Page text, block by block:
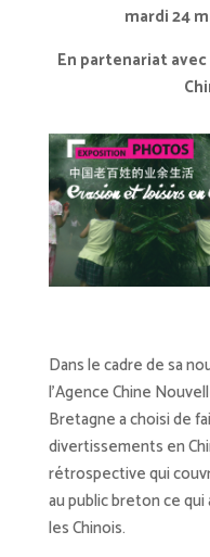
mardi 24
En partenariat
Dans le cadre de sa
l’Agence Chine
Bretagne a choisi de
divertissements en
rétrospective qui
au public breton ce qui
les Chinois.